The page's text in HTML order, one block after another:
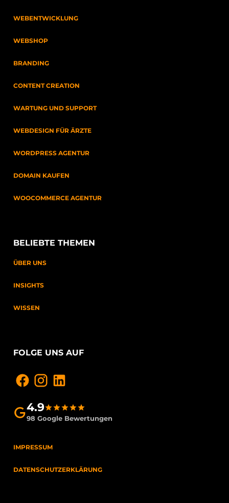
WEBENTWICKLUNG
WEBSHOP
BRANDING
CONTENT CREATION
WARTUNG UND SUPPORT
WEBDESIGN FÜR ÄRZTE
WORDPRESS AGENTUR
DOMAIN KAUFEN
WOOCOMMERCE AGENTUR
BELIEBTE THEMEN
ÜBER UNS
INSIGHTS
WISSEN
FOLGE UNS AUF
4.9
98 Google Bewertungen
IMPRESSUM
DATENSCHUTZERKLÄRUNG